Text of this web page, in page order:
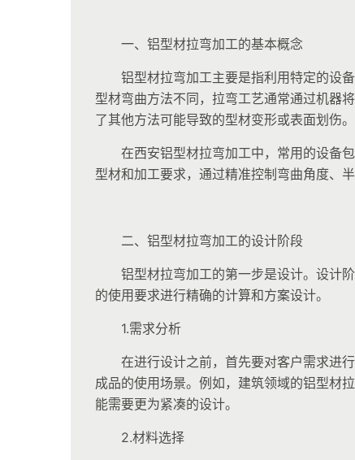
一、铝型材拉弯加工的基本概念
铝型材拉弯加工主要是指利用特定的设
型材弯曲方法不同，拉弯工艺通常通过机器
了其他方法可能导致的型材变形或表面划伤。
在西安铝型材拉弯加工中，常用的设备
型材和加工要求，通过精准控制弯曲角度、
二、铝型材拉弯加工的设计阶段
铝型材拉弯加工的第一步是设计。设计
的使用要求进行精确的计算和方案设计。
1.需求分析
在进行设计之前，首先要对客户需求进
成品的使用场景。例如，建筑领域的铝型材
能需要更为紧凑的设计。
2.材料选择